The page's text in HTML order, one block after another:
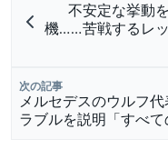
不安定な挙動
機……苦戦するレ
次の記事
メルセデスのウルフ
ラブルを説明「すべて